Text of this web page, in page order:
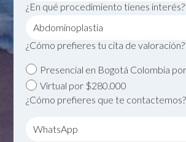
¿En qué procedimiento tienes
¿Cómo prefieres tu cita de
Presencial en Bogotá Colombia
Virtual por $280.000
¿Cómo prefieres que te